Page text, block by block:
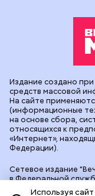
Сетевое издание
в Федеральной
информационных
Издание создано
средств массовой
На сайте
(информационные
на основе сбора,
относящихся к
«Интернет»,
Федерации).
Используя